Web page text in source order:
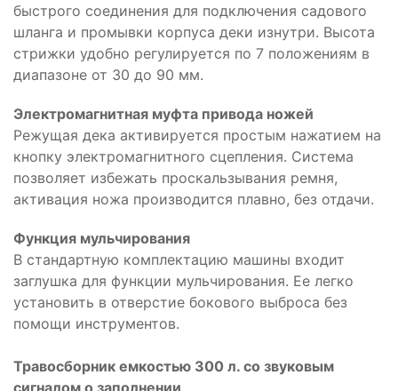
быстрого соединения для подключения садового
шланга и промывки корпуса деки изнутри. Высота
стрижки удобно регулируется по 7 положениям в
диапазоне от 30 до 90 мм.
Электромагнитная муфта привода ножей
Режущая дека активируется простым нажатием на
кнопку электромагнитного сцепления. Система
позволяет избежать проскальзывания ремня,
активация ножа производится плавно, без отдачи.
Функция мульчирования
В стандартную комплектацию машины входит
заглушка для функции мульчирования. Ее легко
установить в отверстие бокового выброса без
помощи инструментов.
Травосборник емкостью 300 л. со звуковым